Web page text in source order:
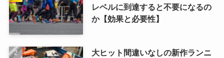
レベルに到達すると不要になるの
か【効果と必要性】
大ヒット間違いなしの新作ランニ